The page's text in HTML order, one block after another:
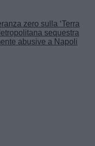
zero sulla ‘Terra
sequestra
abusive a Napoli